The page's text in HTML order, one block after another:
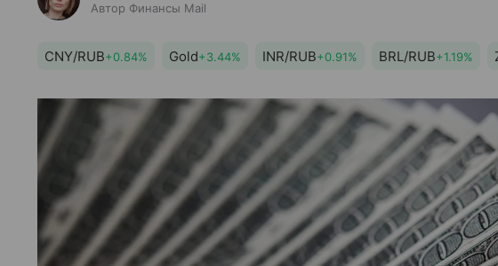
Автор Финансы Mail
CNY/RUB+0.84% Gold+3.44% INR/RUB+0.91% BRL/RUB+1.19%